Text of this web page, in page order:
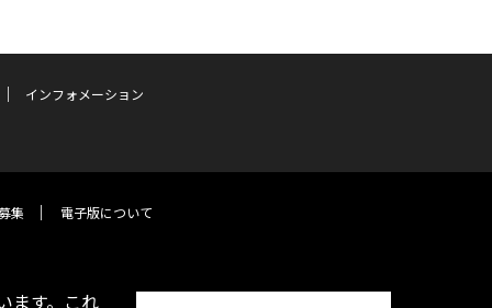
インフォメーション
集 電子版について
ます。これ